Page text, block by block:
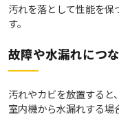
汚れを落として性能を保
す。
故障や水漏れにつ
汚れやカビを放置すると
室内機から水漏れする場